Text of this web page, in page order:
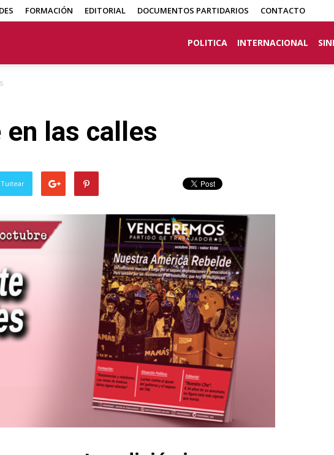
FORMACIÓN EDITORIAL DOCUMENTOS PARTIDARIOS CONTACTO
POLITICA INTERNACIONAL
las calles
Tuitear